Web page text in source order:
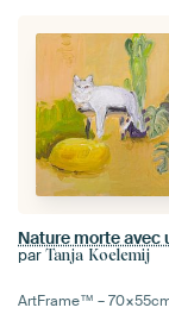
Nature morte avec
par Tanja Koelemij
ArtFrame™ –70×55